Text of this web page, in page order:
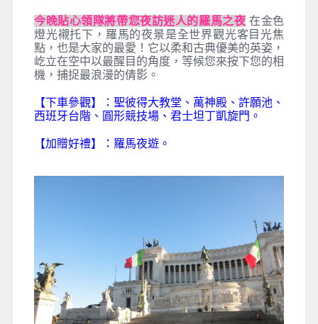
今晚貼心領隊將帶您夜訪迷人的羅馬之夜 在金色
燈光襯托下，羅馬的夜景是全世界觀光客目光焦
點，也是大家的最愛！它以柔和古典優美的英姿，
屹立在空中以最醒目的角度，等候您來按下您的相
機，捕捉最浪漫的倩影。
【下車參觀】：聖彼得大教堂、萬神殿、許願池、
西班牙台階、圓形競技場、君士坦丁凱旋門 。
【加贈好禮】：羅馬夜遊。